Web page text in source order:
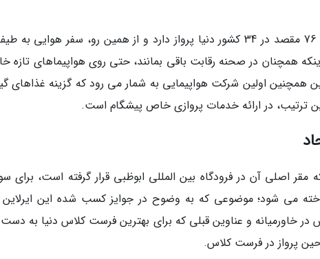
کاتای پاسیفیک به 76 مقصد در 34 کشور دنیا پرواز دارد و از همین رو،
همچنین اولین شرکت هواپیمایی به شمار می رود که گزینه غذاهای
ترتیب، در ارائه خدمات پروازی خاص پیشگام است.
مقر اصلی آن در فرودگاه بین المللی ابوظبی قرار گرفته است،
خاورمیانه و عناوین قبلی که برای بهترین فرست کلاس دنیا به
پرواز در فرست کلاس.